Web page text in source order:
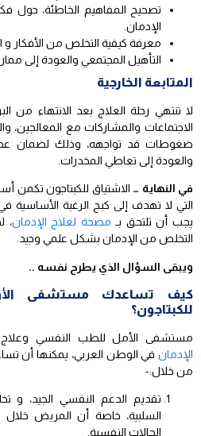
تصحيح المفاهيم الخاطئة، حول
الإدمان.
معرفة كيفية التخلص من الأفكار و
التأهيل المجتمعي والعودة إلى
المتابعة الخارجية
لا تنتهي رحلة العلاج بعد الانتهاء من
الاجتماعات والمشاركات مع
ضغوطات قد تواجهه، وذلك لضمان عدم
والعودة إلى تعاطي المخدرات.
في النهاية … الاشتياق للكبتاجون تكمن
التي لا تهدف إلى كبح الرغبة الأساسية
يجب أن تلتحق بـ مصحة لعلاج الإدمان،
التخلص من الإدمان بشكل علمي وجيد.
ويبقى السؤال الذي يطرح نفسه ..
كيف تساعدك مستشفى
للكبتاجون؟
مستشفى الأمل للطب النفسي وعلاج
الإدمان في الوطن العربي، يمكنها أن
من خلال:-
تقديم الدعم النفسي الجيد، و
السلبية، خاصة أن المريض
الحالات النفسية.